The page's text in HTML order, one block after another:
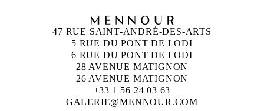
47 RUE SAINT-ANDRÉ-DES-ARTS
5 RUE DU PONT DE LODI
6 RUE DU PONT DE LODI
28 AVENUE MATIGNON
26 AVENUE MATIGNON
+33 1 56 24 03 63
GALERIE@MENNOUR.COM